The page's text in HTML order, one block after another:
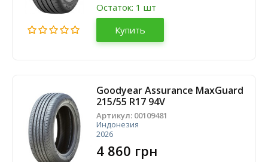
Остаток: 1 шт
Купить
Goodyear Assurance MaxGuard
215/55 R17 94V
Артикул: 00109481
Индонезия
2026
4 860 грн